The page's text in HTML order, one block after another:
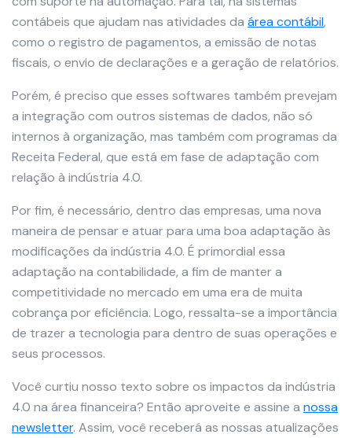
contábeis que ajudam nas atividades da área contábil,
como o registro de pagamentos, a emissão de notas
fiscais, o envio de declarações e a geração de relatórios.
Porém, é preciso que esses softwares também prevejam
a integração com outros sistemas de dados, não só
internos à organização, mas também com programas da
Receita Federal, que está em fase de adaptação com
relação à indústria 4.0.
Por fim, é necessário, dentro das empresas, uma nova
maneira de pensar e atuar para uma boa adaptação às
modificações da indústria 4.0. É primordial essa
adaptação na contabilidade, a fim de manter a
competitividade no mercado em uma era de muita
cobrança por eficiência. Logo, ressalta-se a importância
de trazer a tecnologia para dentro de suas operações e
seus processos.
Você curtiu nosso texto sobre os impactos da indústria
4.0 na área financeira? Então aproveite e assine a nossa
newsletter. Assim, você receberá as nossas atualizações